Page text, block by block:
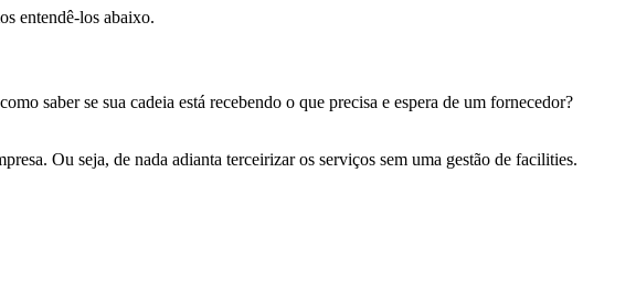
entendê-los abaixo.
saber se sua cadeia está recebendo o que precisa e espera de um fornecedor?
Ou seja, de nada adianta terceirizar os serviços sem uma gestão de facilities.